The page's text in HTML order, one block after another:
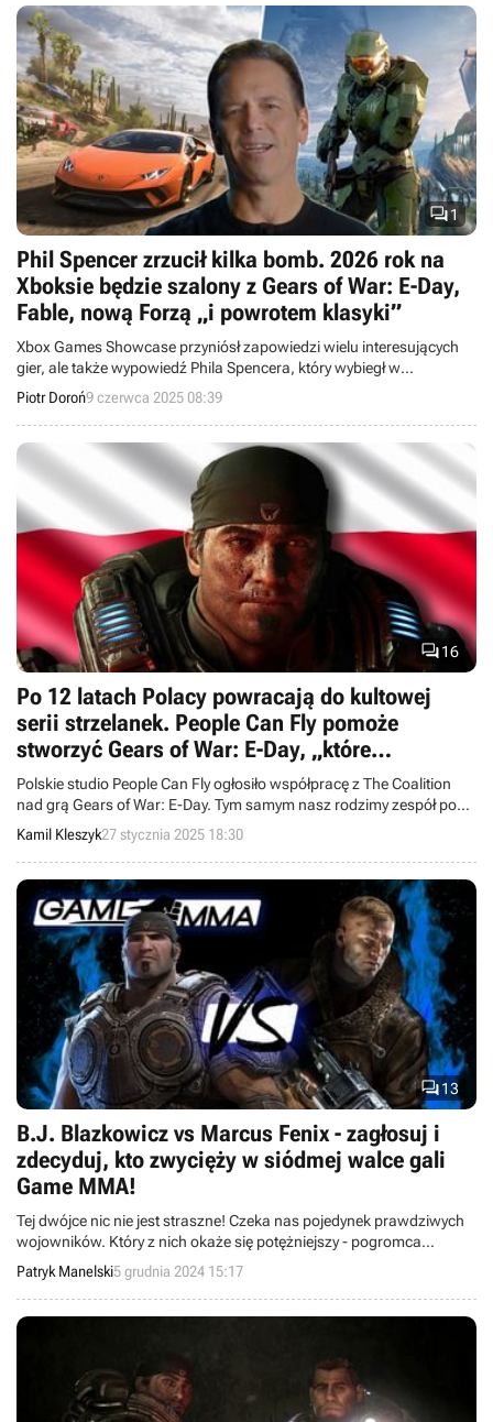
1
Phil Spencer zrzucił kilka bomb. 2026 rok na
Xboksie będzie szalony z Gears of War: E-Day,
Fable, nową Forzą „i powrotem klasyki”
Xbox Games Showcase przyniósł zapowiedzi wielu interesujących
gier, ale także wypowiedź Phila Spencera, który wybiegł w
przyszłość, ogłaszając kilka premier na 2026 roku. Jedną z nich
będzie nowa Forza i powrót tajemniczej klasyki.
Piotr Doroń9 czerwca 2025 08:39
16
Po 12 latach Polacy powracają do kultowej
serii strzelanek. People Can Fly pomoże
stworzyć Gears of War: E-Day, „które
przekroczy oczekiwania"
Polskie studio People Can Fly ogłosiło współpracę z The Coalition
nad grą Gears of War: E-Day. Tym samym nasz rodzimy zespół po
ponad dekadzie wraca do słynnej serii.
Kamil Kleszyk27 stycznia 2025 18:30
13
B.J. Blazkowicz vs Marcus Fenix - zagłosuj i
zdecyduj, kto zwycięży w siódmej walce gali
Game MMA!
Tej dwójce nic nie jest straszne! Czeka nas pojedynek prawdziwych
wojowników. Który z nich okaże się potężniejszy - pogromca
szarańczy Marcus Fenix, czy B.J. Blazkowicz, który strzela do
nazistów od 1992 roku? Zapraszamy do głosowania!
Patryk Manelski5 grudnia 2024 15:17